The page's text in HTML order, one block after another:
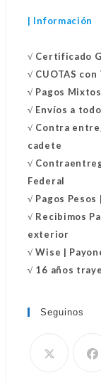
| Información
√ Certificado
√ CUOTAS
√ Pagos
√ Envíos a
√ Contra
cadete
√
Federal
√ Pagos Pesos
√ Recibimos
exterior
√ Wise |
√ 16 años
Seguinos